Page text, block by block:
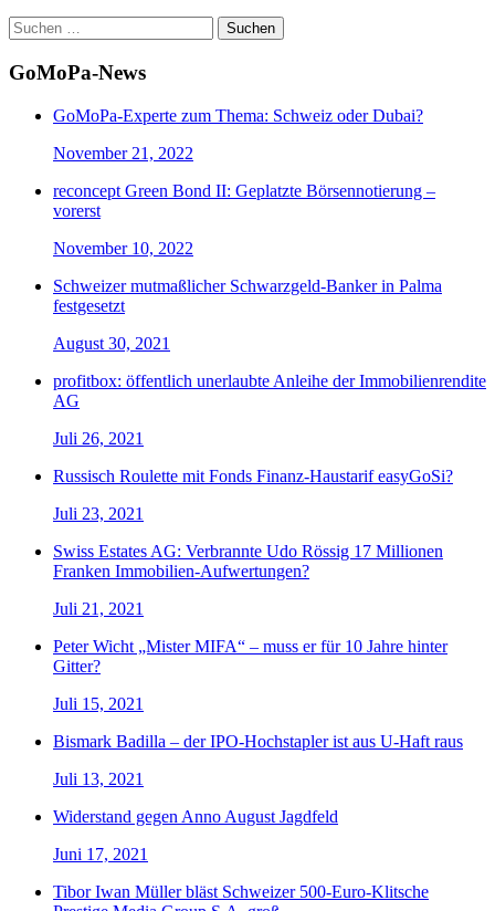
Suchen
nach:
GoMoPa-News
GoMoPa-Experte zum Thema: Schweiz oder Dubai?
November 21, 2022
reconcept Green Bond II: Geplatzte Börsennotierung –
vorerst
November 10, 2022
Schweizer mutmaßlicher Schwarzgeld-Banker in Palma
festgesetzt
August 30, 2021
profitbox: öffentlich unerlaubte Anleihe der Immobilienrendite
AG
Juli 26, 2021
Russisch Roulette mit Fonds Finanz-Haustarif easyGoSi?
Juli 23, 2021
Swiss Estates AG: Verbrannte Udo Rössig 17 Millionen
Franken Immobilien-Aufwertungen?
Juli 21, 2021
Peter Wicht „Mister MIFA“ – muss er für 10 Jahre hinter
Gitter?
Juli 15, 2021
Bismark Badilla – der IPO-Hochstapler ist aus U-Haft raus
Juli 13, 2021
Widerstand gegen Anno August Jagdfeld
Juni 17, 2021
Tibor Iwan Müller bläst Schweizer 500-Euro-Klitsche